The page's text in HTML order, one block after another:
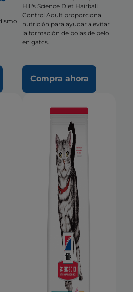
Hill's Science Diet Hairball
Control Adult proporciona
nutrición para ayudar a evitar
la formación de bolas de pelo
en gatos.
Compra ahora